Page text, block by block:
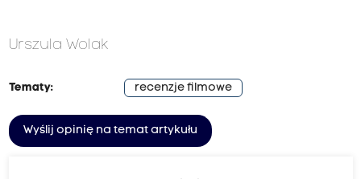
Urszula Wolak
Tematy: recenzje filmowe
Wyślij opinię na temat artykułu